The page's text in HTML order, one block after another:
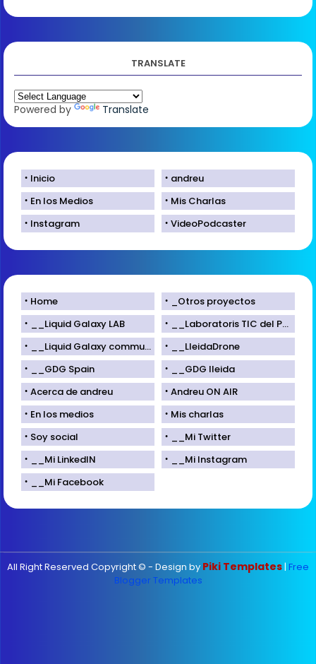
TRANSLATE
Powered by Translate
Inicio
andreu
En los Medios
Mis Charlas
Instagram
VideoPodcaster
Home
_Otros proyectos
__Liquid Galaxy LAB
__Laboratoris TIC del Parc Científic de Lleida
__Liquid Galaxy community
__LleidaDrone
__GDG Spain
__GDG lleida
Acerca de andreu
Andreu ON AIR
En los medios
Mis charlas
Soy social
__Mi Twitter
__Mi LinkedIN
__Mi Instagram
__Mi Facebook
All Right Reserved Copyright © - Design by Piki Templates| Free
Blogger Templates